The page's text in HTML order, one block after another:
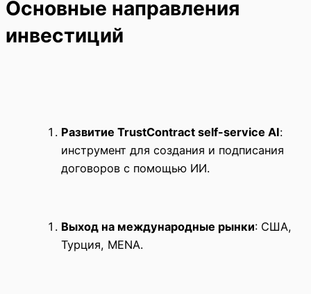
Основные направления
инвестиций
Развитие TrustContract self-service AI:
инструмент для создания и подписания
договоров с помощью ИИ.
Выход на международные рынки: США,
Турция, MENA.